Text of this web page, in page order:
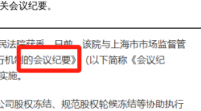
会议纪要。